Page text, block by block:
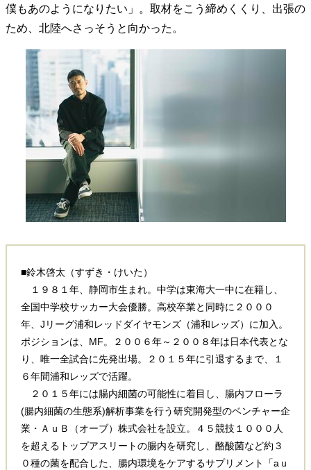
僕もあのようになりたい」。取材をこう締めくくり、出張の
ため、北陸へさっそうと向かった。
■鈴木啓太（すずき・けいた）
１９８１年、静岡市生まれ。中学は東海大一中に在籍し、
全国中学校サッカー大会優勝。高校卒業と同時に２０００
年、Jリーグ浦和レッドダイヤモンズ（浦和レッズ）に加入。
ポジションは、MF。２００６年～２００８年は日本代表とな
り、唯一全試合に先発出場。２０１５年に引退するまで、１
６年間浦和レッズで活躍。
２０１５年には腸内細菌の可能性に着目し、腸内フローラ
(腸内細菌の生態系)解析事業を行う研究開発型のベンチャー企
業・ＡｕＢ（オーブ）株式会社を設立。４５競技１０００人
を超えるトップアスリートの腸内を研究し、酪酸菌など約３
０種の菌を配合した、腸内環境をケアするサプリメント「aｕ